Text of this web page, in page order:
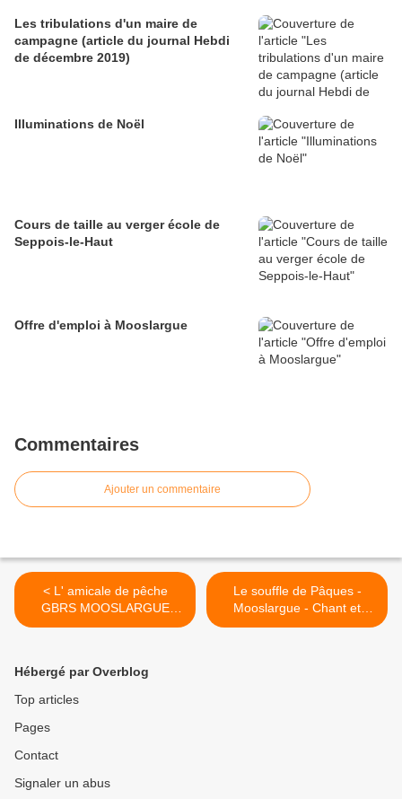
Les tribulations d'un maire de
campagne (article du journal Hebdi
de décembre 2019)
Illuminations de Noël
Cours de taille au verger école de
Seppois-le-Haut
Offre d'emploi à Mooslargue
Commentaires
Ajouter un commentaire
< L' amicale de pêche
GBRS MOOSLARGUE
organise une journée de
Le souffle de Pâques -
Mooslargue - Chant et
spiritualité (article du journal
Hébergé par Overblog
Top articles
Pages
Contact
Signaler un abus